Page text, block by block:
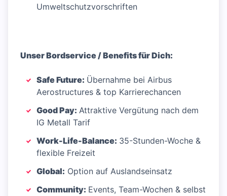
Umweltschutzvorschriften
Unser Bordservice / Benefits für Dich:
Safe Future: Übernahme bei Airbus
Aerostructures & top Karrierechancen
Good Pay: Attraktive Vergütung nach dem
IG Metall Tarif
Work-Life-Balance: 35-Stunden-Woche &
flexible Freizeit
Global: Option auf Auslandseinsatz
Community: Events, Team-Wochen & selbst